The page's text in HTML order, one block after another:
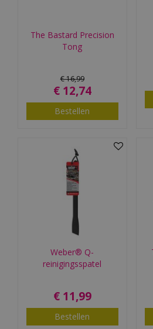
The Bastard Precision
Tong
€16,99
€ 12,74
Bestellen
Weber® Q-
reinigingsspatel
€ 11,99
Bestellen